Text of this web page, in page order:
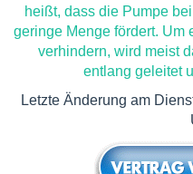
heißt, dass die Pumpe
geringe Menge fördert. Um
verhindern, wird meist
entlang geleitet
Letzte Änderung am